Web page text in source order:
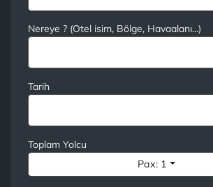
Nereye ? (Otel isim, Bölge, Havaalanı...)
Tarih
Toplam Yolcu
Pax: 1